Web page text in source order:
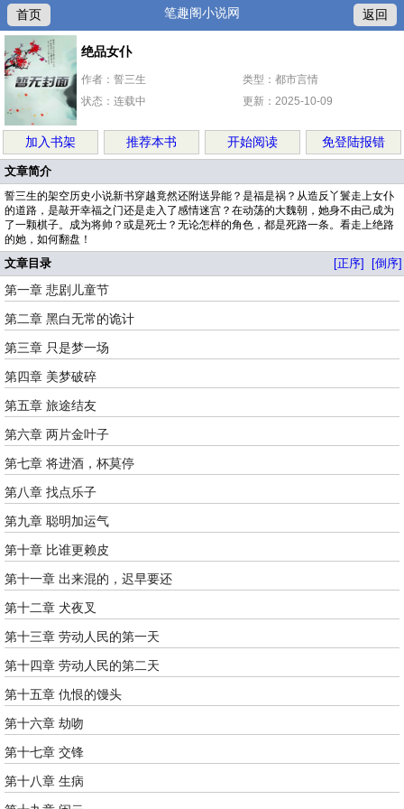
首页 笔趣阁小说网 返回
绝品女仆
作者：誓三生
类型：都市言情
状态：连载中
更新：2025-10-09
加入书架 推荐本书 开始阅读 免登陆报错
文章简介
誓三生的架空历史小说新书穿越竟然还附送异能？是福是祸？从造反丫鬟走上女仆
的道路，是敲开幸福之门还是走入了感情迷宫？在动荡的大魏朝，她身不由己成为
了一颗棋子。成为将帅？或是死士？无论怎样的角色，都是死路一条。看走上绝路
的她，如何翻盘！
文章目录 [正序] [倒序]
第一章 悲剧儿童节
第二章 黑白无常的诡计
第三章 只是梦一场
第四章 美梦破碎
第五章 旅途结友
第六章 两片金叶子
第七章 将进酒，杯莫停
第八章 找点乐子
第九章 聪明加运气
第十章 比谁更赖皮
第十一章 出来混的，迟早要还
第十二章 犬夜叉
第十三章 劳动人民的第一天
第十四章 劳动人民的第二天
第十五章 仇恨的馒头
第十六章 劫吻
第十七章 交锋
第十八章 生病